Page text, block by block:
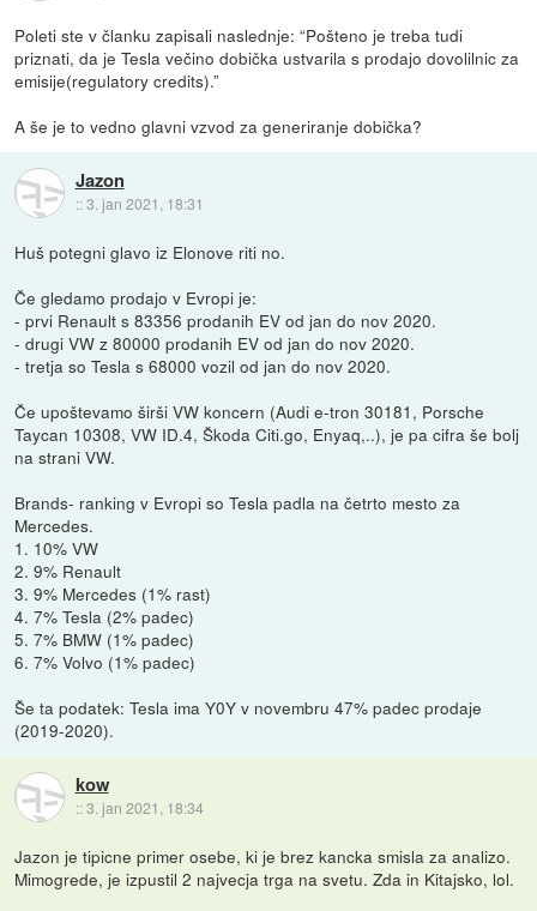
Poleti ste v članku zapisali naslednje: “Pošteno je treba tudi
priznati, da je Tesla večino dobička ustvarila s prodajo dovolilnic za
emisije(regulatory credits).”
A še je to vedno glavni vzvod za generiranje dobička?
Jazon
::3. jan 2021, 18:31
Huš potegni glavo iz Elonove riti no.
Če gledamo prodajo v Evropi je:
- prvi Renault s 83356 prodanih EV od jan do nov 2020.
- drugi VW z 80000 prodanih EV od jan do nov 2020.
- tretja so Tesla s 68000 vozil od jan do nov 2020.
Če upoštevamo širši VW koncern (Audi e-tron 30181, Porsche
Taycan 10308, VW ID.4, Škoda Citi.go, Enyaq,..), je pa cifra še bolj
na strani VW.
Brands- ranking v Evropi so Tesla padla na četrto mesto za
Mercedes.
1. 10% VW
2. 9% Renault
3. 9% Mercedes (1% rast)
4. 7% Tesla (2% padec)
5. 7% BMW (1% padec)
6. 7% Volvo (1% padec)
Še ta podatek: Tesla ima Y0Y v novembru 47% padec prodaje
(2019-2020).
kow
::3. jan 2021, 18:34
Jazon je tipicne primer osebe, ki je brez kancka smisla za analizo.
Mimogrede, je izpustil 2 najvecja trga na svetu. Zda in Kitajsko, lol.